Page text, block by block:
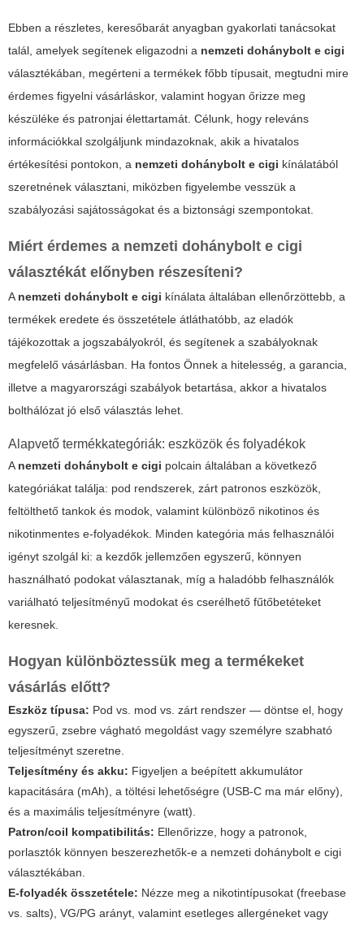
Ebben a részletes, keresőbarát anyagban gyakorlati tanácsokat
talál, amelyek segítenek eligazodni a nemzeti dohánybolt e cigi
választékában, megérteni a termékek főbb típusait, megtudni mire
érdemes figyelni vásárláskor, valamint hogyan őrizze meg
készüléke és patronjai élettartamát. Célunk, hogy releváns
információkkal szolgáljunk mindazoknak, akik a hivatalos
értékesítési pontokon, a nemzeti dohánybolt e cigi kínálatából
szeretnének választani, miközben figyelembe vesszük a
szabályozási sajátosságokat és a biztonsági szempontokat.
Miért érdemes a nemzeti dohánybolt e cigi
választékát előnyben részesíteni?
Anemzeti dohánybolt e cigi kínálata általában ellenőrzöttebb, a
termékek eredete és összetétele átláthatóbb, az eladók
tájékozottak a jogszabályokról, és segítenek a szabályoknak
megfelelő vásárlásban. Ha fontos Önnek a hitelesség, a garancia,
illetve a magyarországi szabályok betartása, akkor a hivatalos
bolthálózat jó első választás lehet.
Alapvető termékkategóriák: eszközök és folyadékok
Anemzeti dohánybolt e cigi polcain általában a következő
kategóriákat találja: pod rendszerek, zárt patronos eszközök,
feltölthető tankok és modok, valamint különböző nikotinos és
nikotinmentes e-folyadékok. Minden kategória más felhasználói
igényt szolgál ki: a kezdők jellemzően egyszerű, könnyen
használható podokat választanak, míg a haladóbb felhasználók
variálható teljesítményű modokat és cserélhető fűtőbetéteket
keresnek.
Hogyan különböztessük meg a termékeket
vásárlás előtt?
Eszköz típusa: Pod vs. mod vs. zárt rendszer — döntse el, hogy
egyszerű, zsebre vágható megoldást vagy személyre szabható
teljesítményt szeretne.
Teljesítmény és akku: Figyeljen a beépített akkumulátor
kapacitására (mAh), a töltési lehetőségre (USB-C ma már előny),
és a maximális teljesítményre (watt).
Patron/coil kompatibilitás: Ellenőrizze, hogy a patronok,
porlasztók könnyen beszerezhetők-e a nemzeti dohánybolt e cigi
választékában.
E-folyadék összetétele: Nézze meg a nikotintípusokat (freebase
vs. salts), VG/PG arányt, valamint esetleges allergéneket vagy